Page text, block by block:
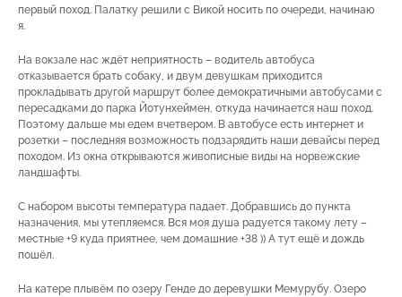
первый поход. Палатку решили с Викой носить по очереди, начинаю
я.
На вокзале нас ждёт неприятность – водитель автобуса
отказывается брать собаку, и двум девушкам приходится
прокладывать другой маршрут более демократичными автобусами с
пересадками до парка Йотунхеймен, откуда начинается наш поход.
Поэтому дальше мы едем вчетвером. В автобусе есть интернет и
розетки – последняя возможность подзарядить наши девайсы перед
походом. Из окна открываются живописные виды на норвежские
ландшафты.
С набором высоты температура падает. Добравшись до пункта
назначения, мы утепляемся. Вся моя душа радуется такому лету –
местные +9 куда приятнее, чем домашние +38 )) А тут ещё и дождь
пошёл.
На катере плывём по озеру Генде до деревушки Мемурубу. Озеро